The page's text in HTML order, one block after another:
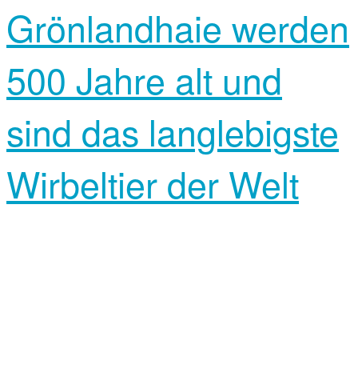
Grönlandhaie werden
500 Jahre alt und
sind das langlebigste
Wirbeltier der Welt